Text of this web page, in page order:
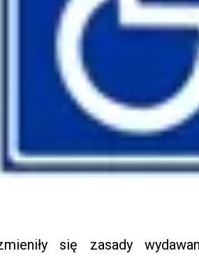
się zasady